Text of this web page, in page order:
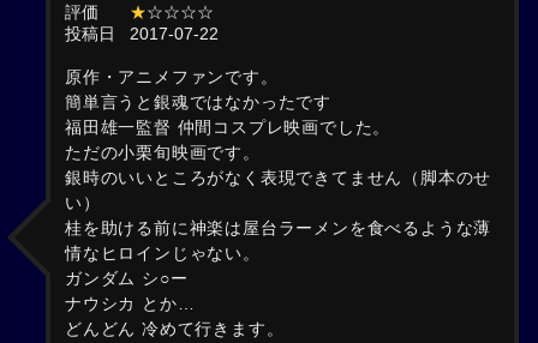
評価 ★☆☆☆☆
投稿日
2017-07-22
原作・アニメファンです。
簡単言うと銀魂ではなかったです
福田雄一監督 仲間コスプレ映画でした。
ただの小栗旬映画です。
銀時のいいところがなく表現できてません（脚本のせ
い）
桂を助ける前に神楽は屋台ラーメンを食べるような薄
情なヒロインじゃない。
ガンダム シ○ー
ナウシカ とか…
どんどん 冷めて行きます。